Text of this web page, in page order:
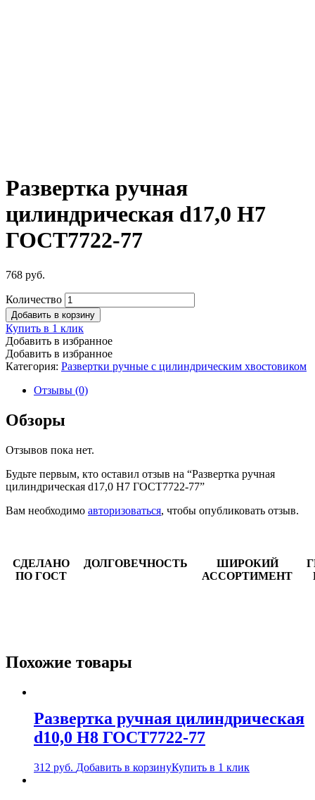
Развертка ручная
цилиндрическая d17,0 Н7
ГОСТ7722-77
768 руб.
Количество
Добавить в корзину
Купить в 1 клик
Добавить в избранное
Добавить в избранное
Категория: Развертки ручные с цилиндрическим хвостовиком
Отзывы (0)
Обзоры
Отзывов пока нет.
Будьте первым, кто оставил отзыв на “Развертка ручная
цилиндрическая d17,0 Н7 ГОСТ7722-77”
Вам необходимо авторизоваться, чтобы опубликовать отзыв.
СДЕЛАНО
ПО ГОСТ
ДОЛГОВЕЧНОСТЬ
ШИРОКИЙ
АССОРТИМЕНТ
Похожие товары
Развертка ручная цилиндрическая
d10,0 Н8 ГОСТ7722-77
312 руб. Добавить в корзинуКупить в 1 клик